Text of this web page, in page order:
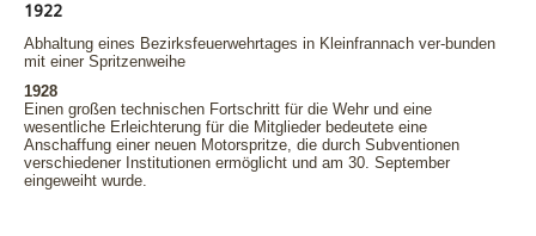
1922
Abhaltung eines Bezirksfeuerwehrtages in Kleinfrannach ver-bunden
mit einer Spritzenweihe
1928
Einen großen technischen Fortschritt für die Wehr und eine
wesentliche Erleichterung für die Mitglieder bedeutete eine
Anschaffung einer neuen Motorspritze, die durch Subventionen
verschiedener Institutionen ermöglicht und am 30. September
eingeweiht wurde.